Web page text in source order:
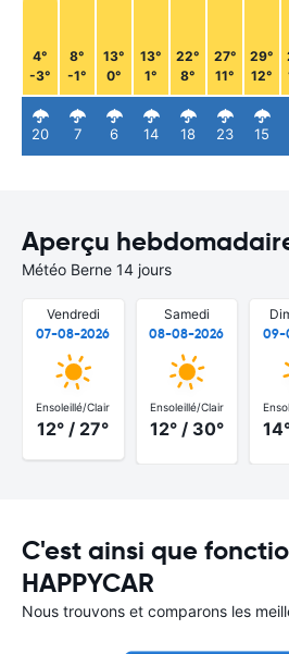
4°
-3°
20
8°
-1°
7
13°
0°
6
13°
1°
14
22°
8°
18
27°
11°
23
29°
12°
15
Aperçu
Météo Berne 14 jours
Vendredi
07-08-2026
Ensoleillé/Clair
12° / 27°
Samedi
08-08-2026
Ensoleillé/Clair
12° / 30°
09-
C'est ainsi que
HAPPYCAR
Nous trouvons et comparons les